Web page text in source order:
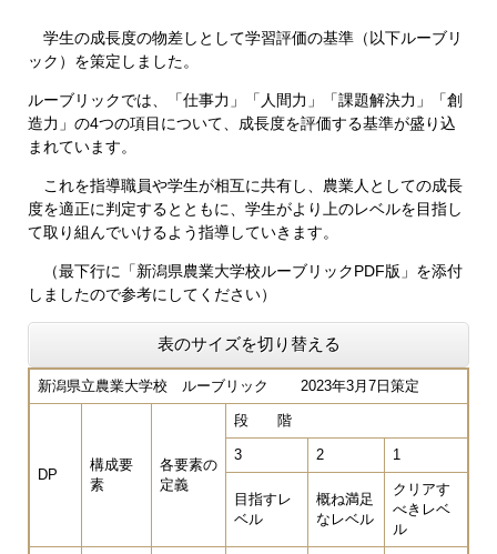
学生の成長度の物差しとして学習評価の基準（以下ルーブリ
ック）を策定しました。
ルーブリックでは、「仕事力」「人間力」「課題解決力」「創
造力」の4つの項目について、成長度を評価する基準が盛り込
まれています。
これを指導職員や学生が相互に共有し、農業人としての成長
度を適正に判定するとともに、学生がより上のレベルを目指し
て取り組んでいけるよう指導していきます。
（最下行に「新潟県農業大学校ルーブリックPDF版」を添付
しましたので参考にしてください）
表のサイズを切り替える
新潟県立農業大学校 ルーブリック 2023年3月7日策定
DP
構成要
素
各要素の
定義
段 階
3 2 1
目指すレ
ベル
概ね満足
なレベル
クリアす
べきレベ
ル